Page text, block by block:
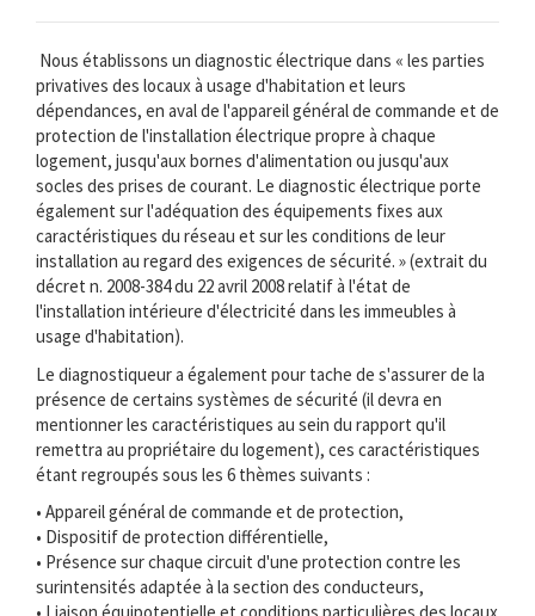
Nous établissons un diagnostic électrique dans « les parties
privatives des locaux à usage d'habitation et leurs
dépendances, en aval de l'appareil général de commande et de
protection de l'installation électrique propre à chaque
logement, jusqu'aux bornes d'alimentation ou jusqu'aux
socles des prises de courant. Le diagnostic électrique porte
également sur l'adéquation des équipements fixes aux
caractéristiques du réseau et sur les conditions de leur
installation au regard des exigences de sécurité. » (extrait du
décret n. 2008-384 du 22 avril 2008 relatif à l'état de
l'installation intérieure d'électricité dans les immeubles à
usage d'habitation).
Le diagnostiqueur a également pour tache de s'assurer de la
présence de certains systèmes de sécurité (il devra en
mentionner les caractéristiques au sein du rapport qu'il
remettra au propriétaire du logement), ces caractéristiques
étant regroupés sous les 6 thèmes suivants :
• Appareil général de commande et de protection,
• Dispositif de protection différentielle,
• Présence sur chaque circuit d'une protection contre les
surintensités adaptée à la section des conducteurs,